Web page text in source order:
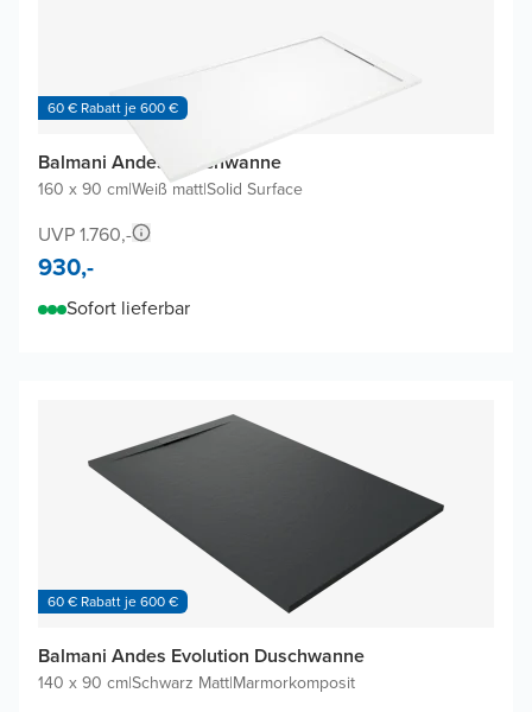
60 € Rabatt je 600 €
Balmani Andes Duschwanne
160 x 90 cm|Weiß matt|Solid Surface
UVP 1.760,-
930,-
Sofort lieferbar
60 € Rabatt je 600 €
Balmani Andes Evolution Duschwanne
140 x 90 cm|Schwarz Matt|Marmorkomposit